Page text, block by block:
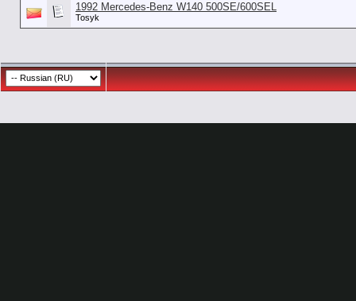
1992 Mercedes-Benz W140 500SE/600SEL
Tosyk